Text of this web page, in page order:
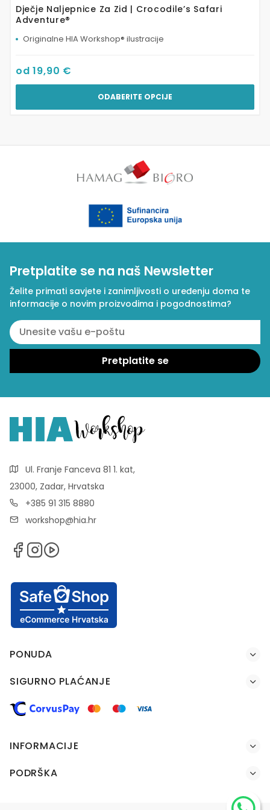
Dječje Naljepnice Za Zid | Crocodile’s Safari
Adventure®
Originalne HIA Workshop® ilustracije
od19,90 €
ODABERITE OPCIJE
Pretplatite se na naš Newsletter
Želite primati savjete i zanimljivosti o uređenju doma te
informacije o novim proizvodima i pogodnostima?
Ul. Franje Fanceva 81 1. kat,
23000, Zadar, Hrvatska
+385 91 315 8880
workshop@hia.hr
PONUDA
SIGURNO PLAĆANJE
INFORMACIJE
PODRŠKA